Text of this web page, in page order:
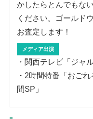
かしたらとんでもな
ください。ゴールド
お査定します！
メディア出演
・関西テレビ「ジャ
・2時間特番「おご
間SP」